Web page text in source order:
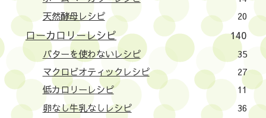
天然酵母レシピ
20
ローカロリーレシピ 140
バターを使わないレシピ
35
マクロビオティックレシピ
27
低カロリーレシピ
11
卵なし牛乳なしレシピ
36